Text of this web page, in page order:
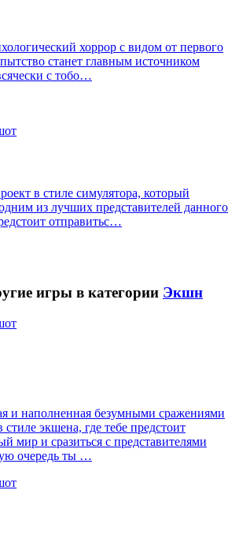
хоррор с видом от первого
станет главным источником
с тобо…
в стиле симулятора, который
из лучших представителей данного
отправитьс…
игры в категории Экшн
и наполненная безумными сражениями
экшена, где тебе предстоит
мир и сразиться с представителями
очередь ты …